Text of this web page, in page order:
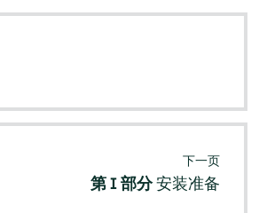
下一页
第 I 部分安装准备